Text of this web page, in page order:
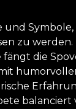
Symbole,
zu
die